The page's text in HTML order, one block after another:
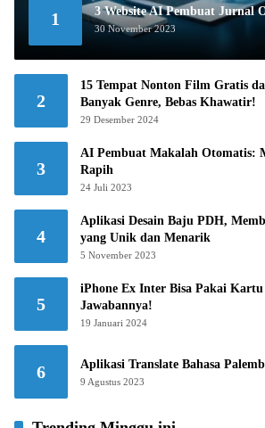
1 3 Website AI Pembuat Jurnal
30 November 2023
2
15 Tempat Nonton Film Gratis
Banyak Genre, Bebas Khawatir!
29 Desember 2024
3
AI Pembuat Makalah Otomatis:
Rapih
24 Juli 2023
4
Aplikasi Desain Baju PDH,
yang Unik dan Menarik
5 November 2023
5
iPhone Ex Inter Bisa Pakai
Jawabannya!
19 Januari 2024
6 Aplikasi Translate Bahasa
9 Agustus 2023